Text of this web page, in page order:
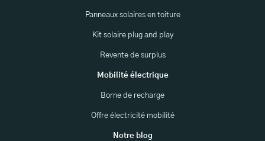
Panneaux solaires en toiture
Kit solaire plug and play
Revente de surplus
Mobilité électrique
Borne de recharge
Offre électricité mobilité
Notre blog